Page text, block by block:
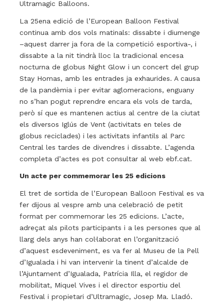
Ultramagic Balloons.
La 25ena edició de l’European Balloon Festival
continua amb dos vols matinals: dissabte i diumenge
–aquest darrer ja fora de la competició esportiva-, i
dissabte a la nit tindrà lloc la tradicional encesa
nocturna de globus Night Glow i un concert del grup
Stay Homas, amb les entrades ja exhaurides. A causa
de la pandèmia i per evitar aglomeracions, enguany
no s’han pogut reprendre encara els vols de tarda,
però sí que es mantenen actius al centre de la ciutat
els diversos Iglús de Vent (activitats en teles de
globus reciclades) i les activitats infantils al Parc
Central les tardes de divendres i dissabte. L’agenda
completa d’actes es pot consultar al web ebf.cat.
Un acte per commemorar les 25 edicions
El tret de sortida de l’European Balloon Festival es va
fer dijous al vespre amb una celebració de petit
format per commemorar les 25 edicions. L’acte,
adreçat als pilots participants i a les persones que al
llarg dels anys han col·laborat en l’organització
d’aquest esdeveniment, es va fer al Museu de la Pell
d’Igualada i hi van intervenir la tinent d’alcalde de
l’Ajuntament d’Igualada, Patrícia Illa, el regidor de
mobilitat, Miquel Vives i el director esportiu del
Festival i propietari d’Ultramagic, Josep Ma. Lladó.